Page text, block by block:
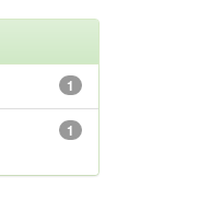
1
1